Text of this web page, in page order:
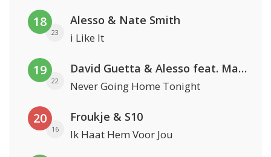
18
23
Alesso & Nate Smith
i Like It
19
22
David Guetta & Alesso feat. Madison Love
Never Going Home Tonight
20
16
Froukje & S10
Ik Haat Hem Voor Jou